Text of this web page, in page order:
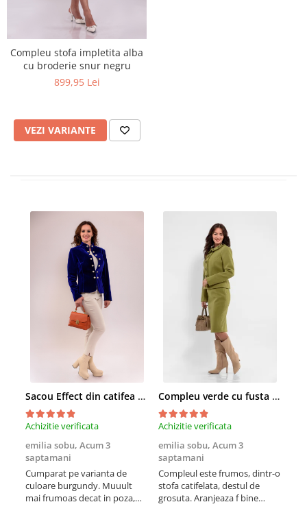
Compleu stofa impletita alba
cu broderie snur negru
899,95 Lei
VEZI VARIANTE
Sacou Effect din catifea neelastica albastru royal
Achizitie verificata
emilia sobu, Acum 3
saptamani
Cumparat pe varianta de
culoare burgundy. Muuult
mai frumoas decat in poza,
Compleu verde cu fusta conica si broderie
Achizitie verificata
emilia sobu, Acum 3
saptamani
Compleul este frumos, dintr-o
stofa catifelata, destul de
grosuta. Aranjeaza f bine